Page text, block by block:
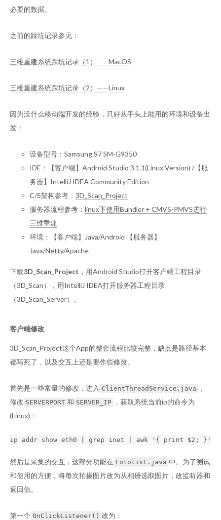
必要的数据。
之前的踩坑记录参见：
三维重建系统踩坑记录（1）——MacOS
三维重建系统踩坑记录（2）——Linux
因为没什么移动端开发的经验，只好从手头上能用的环境和设备出
发：
设备型号：Samsung S7 SM-G9350
IDE：【客户端】Android Studio 3.1.1(Linux Version) /【服
务器】IntelliJ IDEA Community Edition
C/S架构参考： 3D_Scan_Project
服务器流程参考： linux下使用Bundler + CMVS-PMVS进行
三维重建
环境：【客户端】Java/Android 【服务器】
Java/Netty/Apache
下载3D_Scan_Project ，用Android Studio打开客户端工程目录
（3D_Scan），用IntelliJ IDEA打开服务器工程目录
（3D_Scan_Server）。
客户端修改
3D_Scan_Project这个App的整套流程比较完整，缺点是路径基本
都写死了，以及交互上还是要作些修改。
首先是一些常量的修改，进入 ClientThreadService.java
，
修改 SERVERPORT 和 SERVER_IP
，获取系统当前ip的命令为
(Linux)：
然后是采集的交互，这部分功能在 Fotolist.java 中。为了测试
和使用的方便，将每次拍摄图片改为从相册选取图片，改监听器和
返回值。
第一个 OnClickListener() 改为：